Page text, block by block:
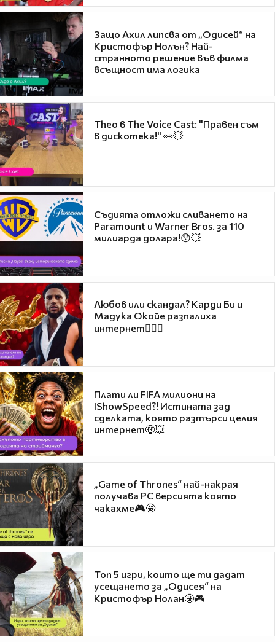
Защо Ахил липсва от „Одисей“ на
Кристофър Нолън? Най-
странното решение във филма
всъщност има логика
Theo в The Voice Cast: "Правен съм
в дискотека!" 👀💥
Съдията отложи сливането на
Paramount и Warner Bros. за 110
милиарда долара!😯💥
Любов или скандал? Карди Би и
Мадука Окойе разпалиха
интернет❤️‍🔥🔥
Плати ли FIFA милиони на
IShowSpeed?! Истината зад
сделката, която разтърси целия
интернет🤑💥
„Game of Thrones“ най-накрая
получава PC версията която
чакахме🎮🤩
Топ 5 игри, които ще ти дадат
усещането за „Одисея“ на
Кристофър Нолан🤩🎮